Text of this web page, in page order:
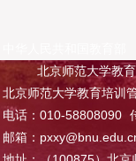
北京师范大学教
北京师范大学教育培训
电话：010-58808090
邮箱：